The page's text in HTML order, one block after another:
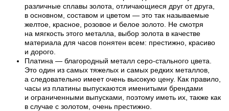
различные сплавы золота, отличающиеся друг от друга,
в основном, составом и цветом — это так называемые
желтое, красное, розовое и белое золото. Не смотря
на мягкость этого металла, выбор золота в качестве
материала для часов понятен всем: престижно, красиво
и дорого.
Платина — благородный металл серо-стального цвета.
Это один из самых тяжелых и самых редких металлов,
а следовательно имеет очень высокую цену. Как правило,
часы из платины выпускаются именитыми брендами
и ограниченными выпусками, поэтому иметь их, также как
в случае с золотом, очень престижно.